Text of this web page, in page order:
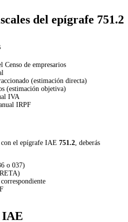
del epígrafe 751.2
de empresarios
(estimación directa)
(estimación objetiva)
IVA
IRPF
el epígrafe IAE 751.2 , deberás
o 037)
IAE